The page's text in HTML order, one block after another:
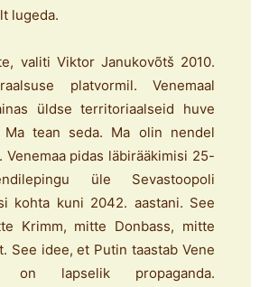
lugeda.
valiti Viktor Janukovõtš 2010.
platvormil. Venemaal
üldse territoriaalseid huve
Ma tean seda. Ma olin nendel
Venemaa pidas läbirääkimisi 25-
üle Sevastoopoli
kohta kuni 2042. aastani. See
Krimm, mitte Donbass, mitte
See idee, et Putin taastab Vene
on lapselik propaganda.